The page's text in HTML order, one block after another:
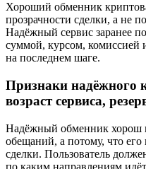
Хороший обменник
прозрачности сделки, а не
Надёжный сервис заранее
суммой, курсом,
на последнем шаге.
Признаки надёжного
возраст сервиса,
Надёжный обменник хорош
обещаний, а потому, что
сделки. Пользователь
по каким направлениям